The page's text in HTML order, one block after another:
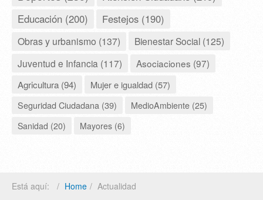
Educación (200) Festejos (190)
Obras y urbanismo (137)
Bienestar Social (125)
Juventud e Infancia (117)
Asociaciones (97)
Agricultura (94)
Mujer e igualdad (57)
Seguridad Ciudadana (39)
MedioAmbiente (25)
Sanidad (20)
Mayores (6)
Está aquí: Home Actualidad